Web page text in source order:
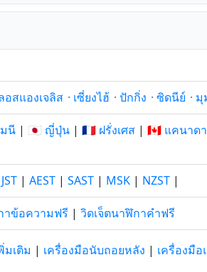
อสแองเจลิส · เซี่ยงไฮ้ · ปักกิ่ง · ซิดนีย์ · มุ
นี | 🇯🇵 ญี่ปุ่น | 🇫🇷 ฝรั่งเศส | 🇨🇦 แคนาดา
JST | AEST | SAST | MSK | NZST |
าข้อความฟรี | วิดเจ็ตนาฬิกาคำฟรี
มเติม | เครื่องมือนับถอยหลัง | เครื่องมือ